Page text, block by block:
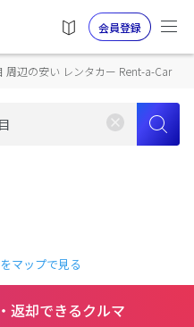
会員登録
辺の安い レンタカー Rent-a-Car
マップで見る
返却できるクルマ